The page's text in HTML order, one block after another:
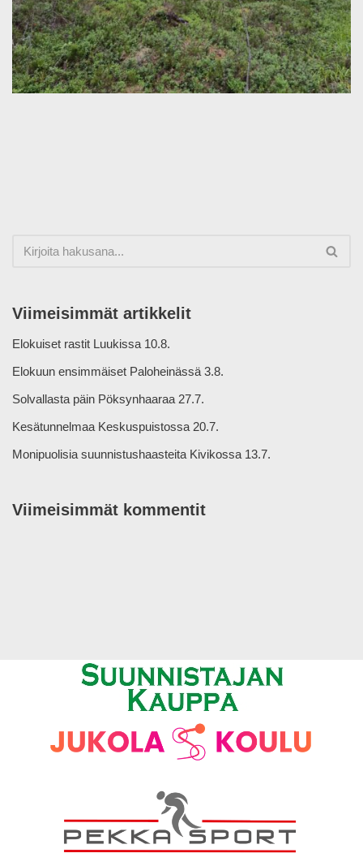
Viimeisimmät artikkelit
Elokuiset rastit Luukissa 10.8.
Elokuun ensimmäiset Paloheinässä 3.8.
Solvallasta päin Pöksynhaaraa 27.7.
Kesätunnelmaa Keskuspuistossa 20.7.
Monipuolisia suunnistushaasteita Kivikossa 13.7.
Viimeisimmät kommentit